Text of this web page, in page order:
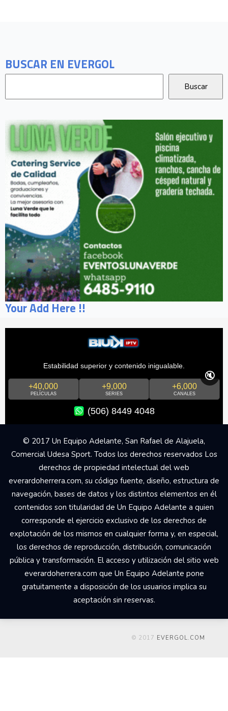
BUSCAR EN EVERGOL
Your Add Here !!
Estabilidad superior y contenido inigualable.
+40,000
PELÍCULAS
+9,000
SERIES
+6,000
CANALES
(506) 8449 4048
🔇
© 2017 Un Equipo Adelante, San Rafael de Alajuela,
Comercial Udesa Sport. Todos los derechos reservados Los
derechos de propiedad intelectual del web
everardoherrera.com, su código fuente, diseño, estructura de
navegación, bases de datos y los distintos elementos en él
contenidos son titularidad de Un Equipo Adelante a quien
corresponde el ejercicio exclusivo de los derechos de
explotación de los mismos en cualquier forma y, en especial,
los derechos de reproducción, distribución, comunicación
pública y transformación. El acceso y utilización del sitio web
everardoherrera.com que Un Equipo Adelante pone
gratuitamente a disposición de los usuarios implica su
aceptación sin reservas.
© 2017 EVERGOL.COM